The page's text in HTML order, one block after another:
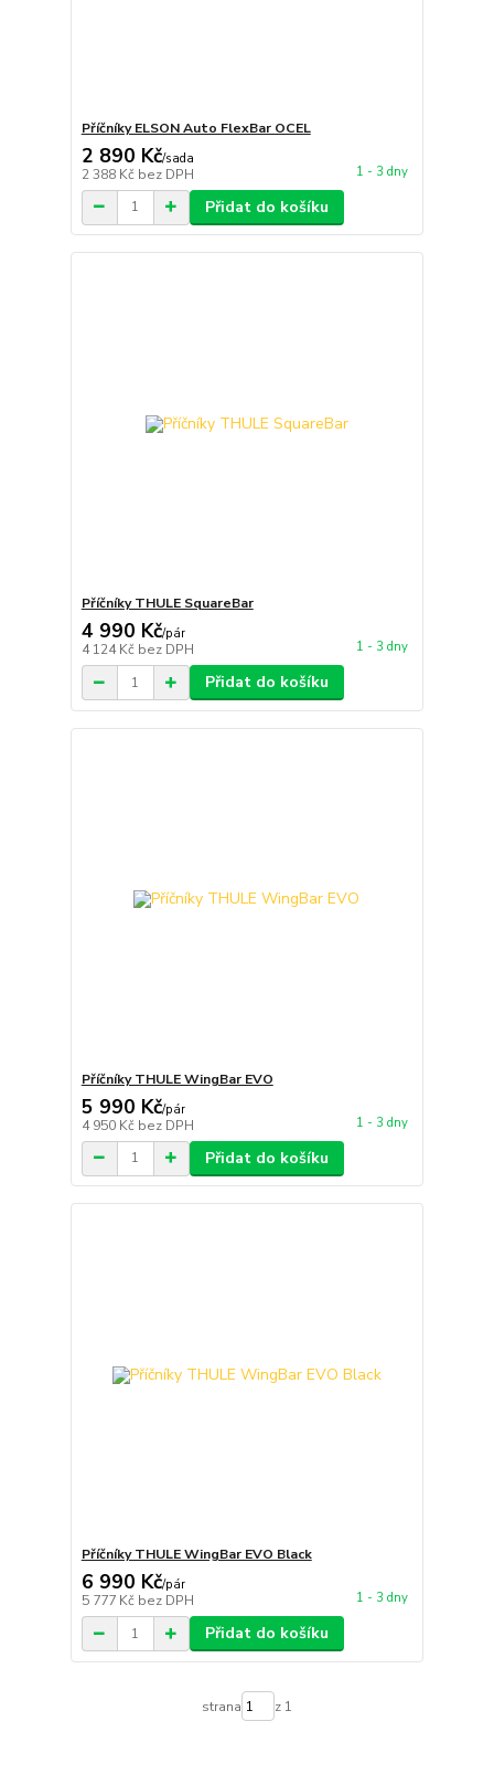
Příčníky ELSON Auto FlexBar OCEL
2 890 Kč/sada
2 388 Kč bez DPH 1 - 3 dny
Přidat do košíku
Příčníky THULE SquareBar
4 990 Kč/pár
4 124 Kč bez DPH 1 - 3 dny
Přidat do košíku
Příčníky THULE WingBar EVO
5 990 Kč/pár
4 950 Kč bez DPH 1 - 3 dny
Přidat do košíku
Příčníky THULE WingBar EVO Black
6 990 Kč/pár
5 777 Kč bez DPH 1 - 3 dny
Přidat do košíku
strana z 1